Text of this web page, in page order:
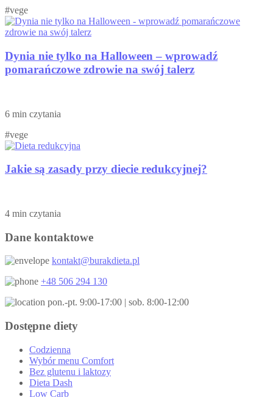
#vege
Dynia nie tylko na Halloween – wprowadź
pomarańczowe zdrowie na swój talerz
6 min czytania
#vege
Jakie są zasady przy diecie redukcyjnej?
4 min czytania
Dane kontaktowe
kontakt@burakdieta.pl
+48 506 294 130
pon.-pt. 9:00-17:00 | sob. 8:00-12:00
Dostępne diety
Codzienna
Wybór menu Comfort
Bez glutenu i laktozy
Dieta Dash
Low Carb